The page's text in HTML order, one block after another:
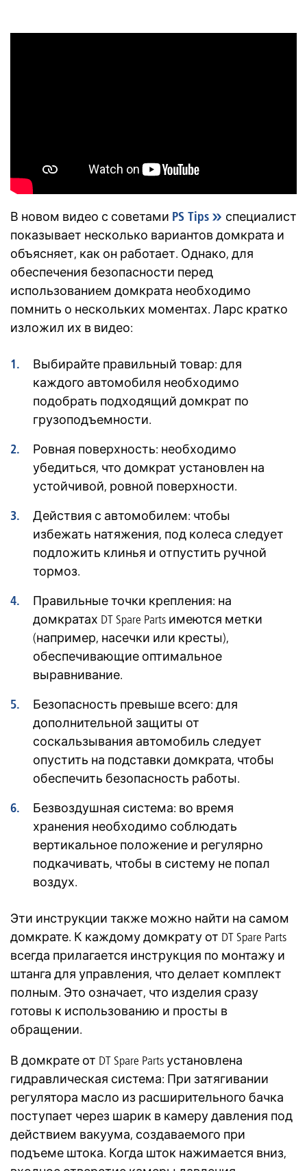
В новом видео с советами PS Tips
специалист
показывает несколько вариантов домкрата и
объясняет, как он работает. Однако, для
обеспечения безопасности перед
использованием домкрата необходимо
помнить о нескольких моментах. Ларс кратко
изложил их в видео:
Выбирайте правильный товар: для
каждого автомобиля необходимо
подобрать подходящий домкрат по
грузоподъемности.
Ровная поверхность: необходимо
убедиться, что домкрат установлен на
устойчивой, ровной поверхности.
Действия с автомобилем: чтобы
избежать натяжения, под колеса следует
подложить клинья и отпустить ручной
тормоз.
Правильные точки крепления: на
домкратах DT Spare Parts имеются метки
(например, насечки или кресты),
обеспечивающие оптимальное
выравнивание.
Безопасность превыше всего: для
дополнительной защиты от
соскальзывания автомобиль следует
опустить на подставки домкрата, чтобы
обеспечить безопасность работы.
Безвоздушная система: во время
хранения необходимо соблюдать
вертикальное положение и регулярно
подкачивать, чтобы в систему не попал
воздух.
Эти инструкции также можно найти на самом
домкрате. К каждому домкрату от DT Spare Parts
всегда прилагается инструкция по монтажу и
штанга для управления, что делает комплект
полным. Это означает, что изделия сразу
готовы к использованию и просты в
обращении.
В домкрате от DT Spare Parts установлена
гидравлическая система: При затягивании
регулятора масло из расширительного бачка
поступает через шарик в камеру давления под
действием вакуума, создаваемого при
подъеме штока. Когда шток нажимается вниз,